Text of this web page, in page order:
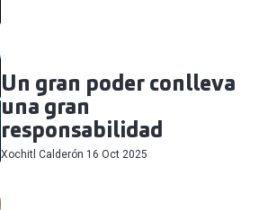
Un gran poder conlleva
una gran
responsabilidad
Xochitl Calderón 16 Oct 2025